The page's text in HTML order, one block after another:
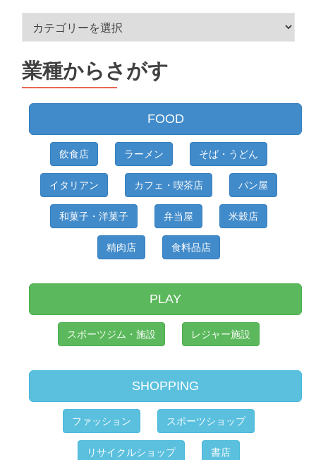
ら
さ
が
業種からさがす
FOOD
飲食店 ラーメン そば・うどん
イタリアン カフェ・喫茶店 パン屋
和菓子・洋菓子 弁当屋 米穀店
精肉店 食料品店
PLAY
スポーツジム・施設 レジャー施設
SHOPPING
ファッション スポーツショップ
リサイクルショップ 書店